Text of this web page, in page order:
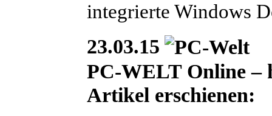
integrierte Windows
23.03.15
PC-WELT Online –
Artikel erschienen: